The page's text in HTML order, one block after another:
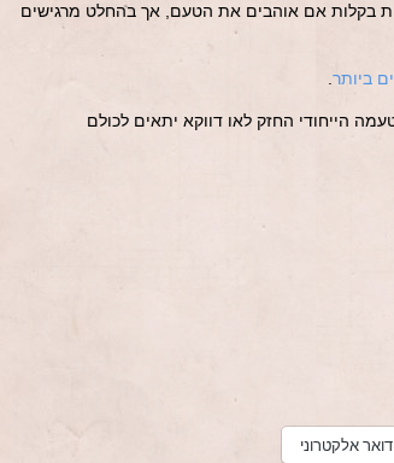
אותה יחסית בקלות אם אוהבים את הטעם, אך בהחלט מרגישים
ביותר
דואר אלקטרוני